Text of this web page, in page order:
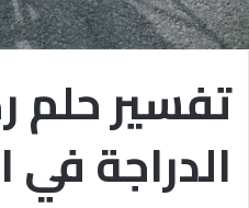
تفسير حلم
الدراجة في